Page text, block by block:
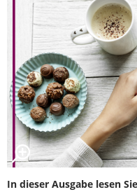
In dieser Ausgabe lesen